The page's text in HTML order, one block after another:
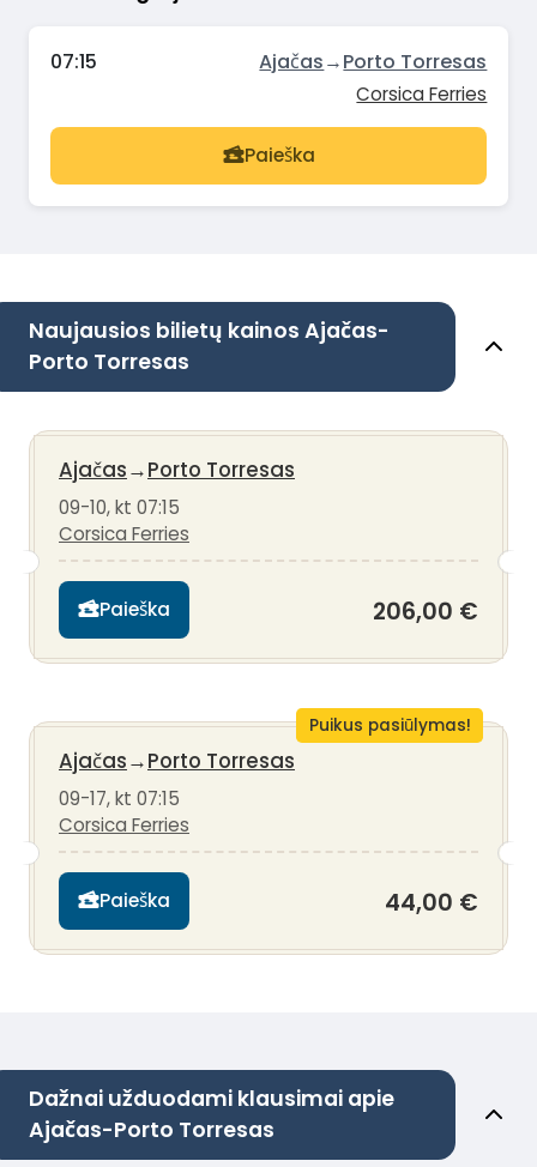
07:15 Ajačas→Porto Torresas
Corsica Ferries
Paieška
Naujausios bilietų kainos Ajačas-
Porto Torresas
Ajačas→Porto Torresas
09-10, kt 07:15
Corsica Ferries
Paieška 206,00 €
Puikus pasiūlymas!
Ajačas→Porto Torresas
09-17, kt 07:15
Corsica Ferries
Paieška 44,00 €
Dažnai užduodami klausimai apie
Ajačas-Porto Torresas